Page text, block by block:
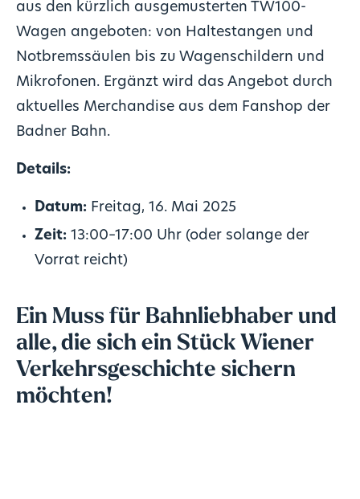
aus den kürzlich ausgemusterten TW100-
Wagen angeboten: von Haltestangen und
Notbremssäulen bis zu Wagenschildern und
Mikrofonen. Ergänzt wird das Angebot durch
aktuelles Merchandise aus dem Fanshop der
Badner Bahn.​
Details:
Datum: Freitag, 16. Mai 2025
Zeit: 13:00–17:00 Uhr (oder solange der
Vorrat reicht)
Ein Muss für Bahnliebhaber und
alle, die sich ein Stück Wiener
Verkehrsgeschichte sichern
möchten!​